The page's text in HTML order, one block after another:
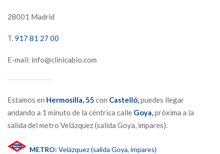
28001 Madrid
T.917 81 27 00
E-mail: info@clinicabio.com
Estamos en Hermosilla,55 con Castelló,puedes llegar
andando a 1 minuto de la céntrica calle Goya,próxima a la
salida del metro Velázquez (salida Goya, impares).
METRO: Velázquez (salida Goya, impares)